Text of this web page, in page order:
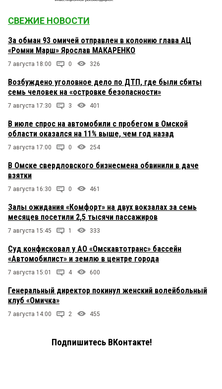
СВЕЖИЕ НОВОСТИ
За обман 93 омичей отправлен в колонию глава АЦ
«Ромни Марш» Ярослав МАКАРЕНКО
7 августа 18:00 0 326
Возбуждено уголовное дело по ДТП, где были сбиты
семь человек на «островке безопасности»
7 августа 17:30 3 401
В июле спрос на автомобили с пробегом в Омской
области оказался на 11% выше, чем год назад
7 августа 17:00 0 254
В Омске свердловского бизнесмена обвинили в даче
взятки
7 августа 16:30 0 461
Залы ожидания «Комфорт» на двух вокзалах за семь
месяцев посетили 2,5 тысячи пассажиров
7 августа 15:45 1 333
Суд конфисковал у АО «Омскавтотранс» бассейн
«Автомобилист» и землю в центре города
7 августа 15:01 4 600
Генеральный директор покинул женский волейбольный
клуб «Омичка»
7 августа 14:00 2 455
Подпишитесь ВКонтакте!